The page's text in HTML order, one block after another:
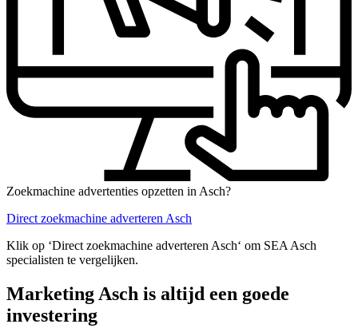
Zoekmachine advertenties opzetten in Asch?
Direct zoekmachine adverteren Asch
Klik op ‘Direct zoekmachine adverteren Asch‘ om SEA Asch
specialisten te vergelijken.
Marketing Asch is altijd een goede
investering